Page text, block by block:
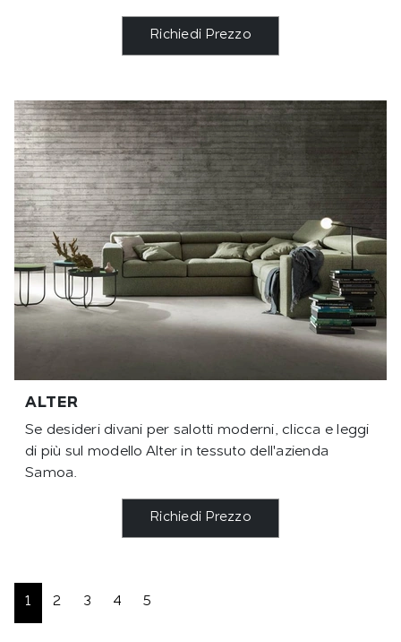
Richiedi Prezzo
ALTER
Se desideri divani per salotti moderni, clicca e leggi
di più sul modello Alter in tessuto dell'azienda
Samoa.
Richiedi Prezzo
1 2 3 4 5